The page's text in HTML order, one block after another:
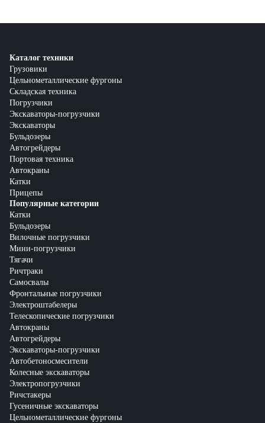
Каталог техники
Грузовики
Цельнометаллические фургоны
Складская техника
Погрузчики
Экскаваторы-погрузчики
Экскаваторы
Бульдозеры
Автогрейдеры
Портовая техника
Автокраны
Катки
Прицепы
Популярные категории
Катки
Бульдозеры
Вилочные погрузчики
Мини-погрузчики
Тягачи
Ричтраки
Самосвалы
Фронтальные погрузчики
Электроштабелеры
Телескопические погрузчики
Автокраны
Автогрейдеры
Экскаваторы-погрузчики
Автобетоносмесители
Колесные экскаваторы
Электропогрузчики
Ричстакеры
Гусеничные экскаваторы
Цельнометаллические фургоны